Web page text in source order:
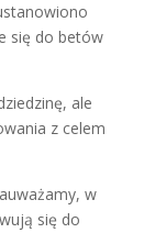
się do betów
ale
z celem
w
się do